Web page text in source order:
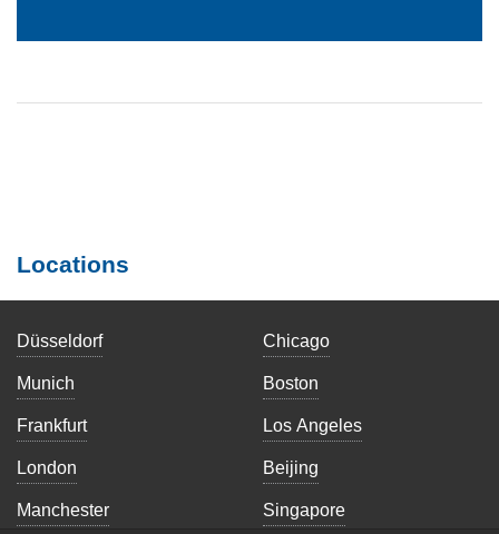
Locations
Düsseldorf
Munich
Frankfurt
London
Manchester
Chicago
Boston
Los Angeles
Beijing
Singapore